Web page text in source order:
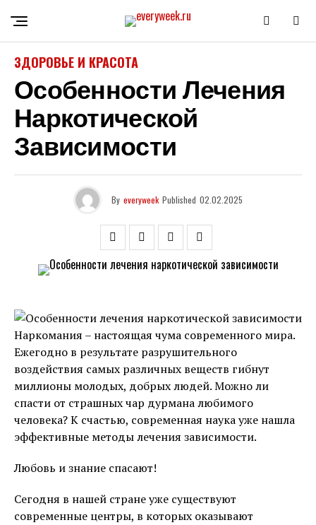
ЗДОРОВЬЕ И КРАСОТА
Особенности Лечения
Наркотической
Зависимости
By everyweek Published 02.02.2025
Наркомания – настоящая чума современного мира.
Ежегодно в результате разрушительного
воздействия самых различных веществ гибнут
миллионы молодых, добрых людей. Можно ли
спасти от страшных чар дурмана любимого
человека? К счастью, современная наука уже нашла
эффективные методы лечения зависимости.
Любовь и знание спасают!
Сегодня в нашей стране уже существуют
современные центры, в которых оказывают